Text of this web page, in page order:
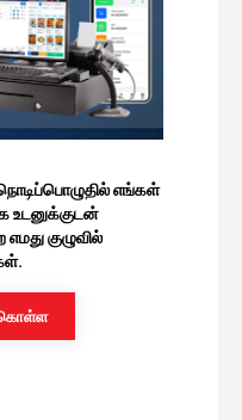
எங்கள்
உடனுக்குடன்
குழுவில்